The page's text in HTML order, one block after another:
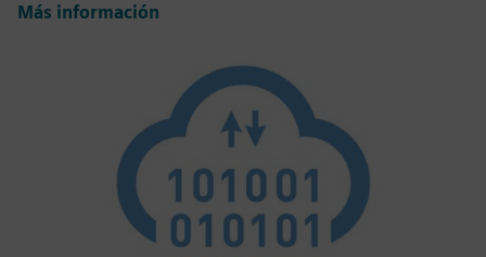
Más información